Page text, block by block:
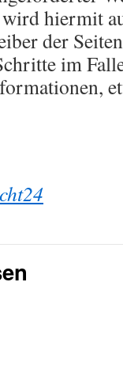
hiermit
der
im